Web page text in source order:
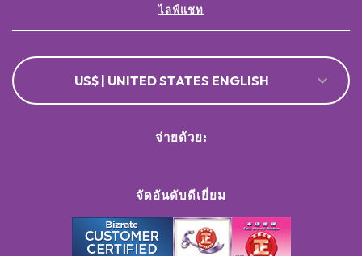
ไลฟ์แชท
US$ | UNITED STATES ENGLISH
จัดอันดับดีเยี่ยม
จ่ายด้วย: